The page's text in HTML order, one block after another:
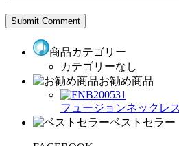
商品カテゴリー
カテゴリーなし
お勧め商品
フュージョンネックレ
ベストセラー